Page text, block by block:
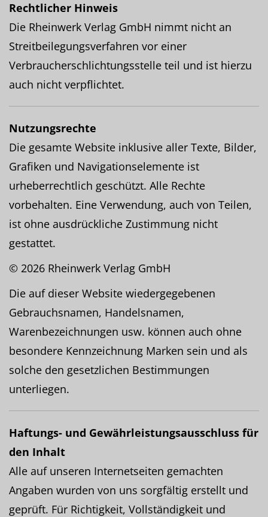
Rechtlicher Hinweis
Die Rheinwerk Verlag GmbH nimmt nicht an
Streitbeilegungsverfahren vor einer
Verbraucherschlichtungsstelle teil und ist hierzu
auch nicht verpflichtet.
Nutzungsrechte
Die gesamte Website inklusive aller Texte, Bilder,
Grafiken und Navigationselemente ist
urheberrechtlich geschützt. Alle Rechte
vorbehalten. Eine Verwendung, auch von Teilen,
ist ohne ausdrückliche Zustimmung nicht
gestattet.
© 2026 Rheinwerk Verlag GmbH
Die auf dieser Website wiedergegebenen
Gebrauchsnamen, Handelsnamen,
Warenbezeichnungen usw. können auch ohne
besondere Kennzeichnung Marken sein und als
solche den gesetzlichen Bestimmungen
unterliegen.
Haftungs- und Gewährleistungsausschluss für
den Inhalt
Alle auf unseren Internetseiten gemachten
Angaben wurden von uns sorgfältig erstellt und
geprüft. Für Richtigkeit, Vollständigkeit und